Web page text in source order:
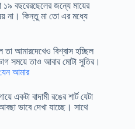
বছরেরছেলের জন্যে মায়ের
না। কিন্তু মা তো এর মধ্যে
তা আমারদেখেও বিশ্বাস হচ্ছিল
সময়ে তাও আবার মোটা সুতির।
আমার
একটা বাদামী রঙের শার্ট যেটা
ভাবে দেখা যাচ্ছে। সাথে